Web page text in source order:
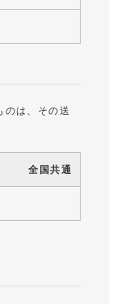
のは、その送
全国共通